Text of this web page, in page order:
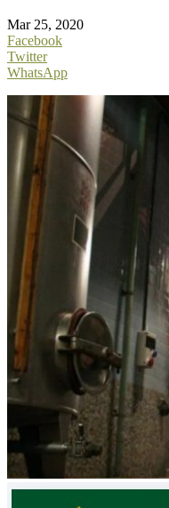
Mar 25, 2020
Facebook
Twitter
WhatsApp